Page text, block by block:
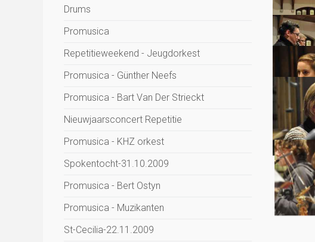
Drums
Promusica
Repetitieweekend - Jeugdorkest
Promusica - Günther Neefs
Promusica - Bart Van Der Strieckt
Nieuwjaarsconcert Repetitie
Promusica - KHZ orkest
Spokentocht-31.10.2009
Promusica - Bert Ostyn
Promusica - Muzikanten
St-Cecilia-22.11.2009